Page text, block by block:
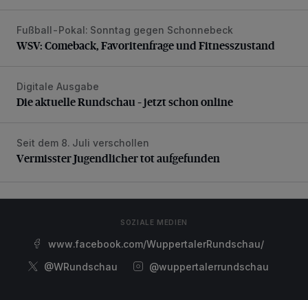
WSV: Comeback, Favoritenfrage und Fitnesszustand
Fußball-Pokal: Sonntag gegen Schonnebeck
WSV: Comeback, Favoritenfrage und Fitnesszustand
Die aktuelle Rundschau – jetzt schon online
Digitale Ausgabe
Die aktuelle Rundschau – jetzt schon online
Vermisster Jugendlicher tot aufgefunden
Seit dem 8. Juli verschollen
Vermisster Jugendlicher tot aufgefunden
SOZIALE MEDIEN
www.facebook.com/WuppertalerRundschau/
@WRundschau
@wuppertalerrundschau